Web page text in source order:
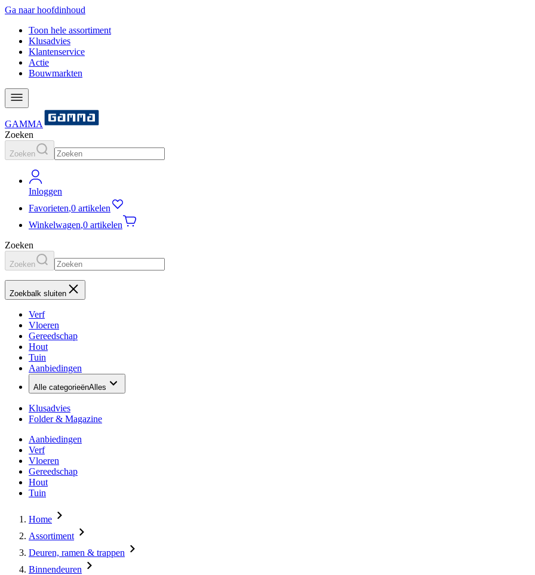
Ga naar hoofdinhoud
Toon hele assortiment
Klusadvies
Klantenservice
Actie
Bouwmarkten
GAMMA
Zoeken
Zoeken
Inloggen
Favorieten,0 artikelen
Winkelwagen,0 artikelen
Zoeken
Zoeken
Zoekbalk sluiten
Verf
Vloeren
Gereedschap
Hout
Tuin
Aanbiedingen
Alle categorieënAlles
Klusadvies
Folder & Magazine
Aanbiedingen
Verf
Vloeren
Gereedschap
Hout
Tuin
Home
Assortiment
Deuren, ramen & trappen
Binnendeuren